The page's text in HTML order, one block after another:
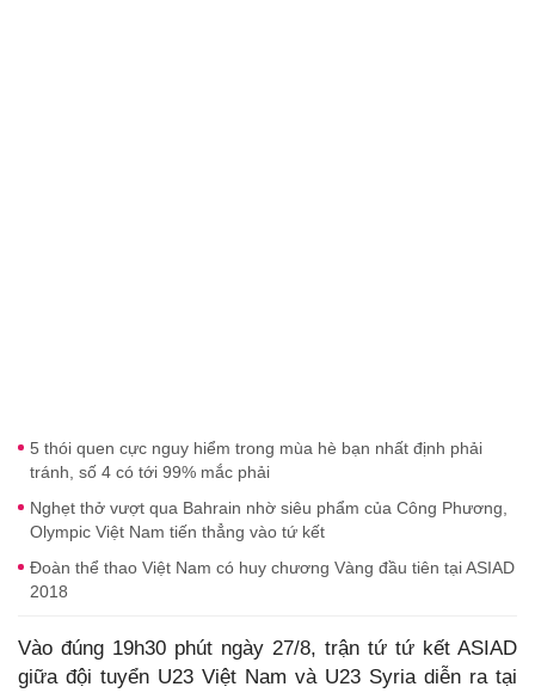
5 thói quen cực nguy hiểm trong mùa hè bạn nhất định phải
tránh, số 4 có tới 99% mắc phải
Nghẹt thở vượt qua Bahrain nhờ siêu phẩm của Công Phương,
Olympic Việt Nam tiến thẳng vào tứ kết
Đoàn thể thao Việt Nam có huy chương Vàng đầu tiên tại ASIAD
2018
Vào đúng 19h30 phút ngày 27/8, trận tứ tứ kết ASIAD
giữa đội tuyển U23 Việt Nam và U23 Syria diễn ra tại